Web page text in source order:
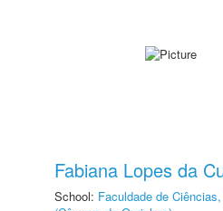
Fabiana Lopes da
School: Faculdade de